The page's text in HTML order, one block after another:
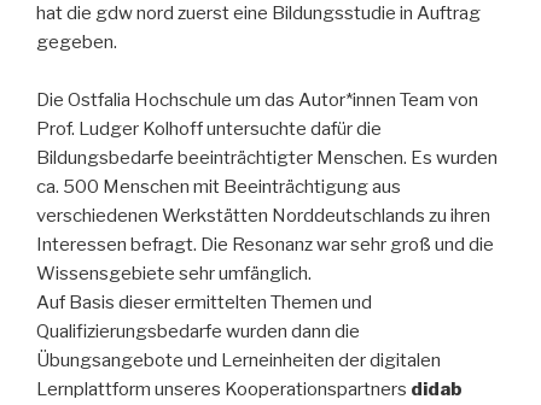
hat die gdw nord zuerst eine Bildungsstudie in Auftrag
gegeben.
Die Ostfalia Hochschule um das Autor*innen Team von
Prof. Ludger Kolhoff untersuchte dafür die
Bildungsbedarfe beeinträchtigter Menschen. Es wurden
ca. 500 Menschen mit Beeinträchtigung aus
verschiedenen Werkstätten Norddeutschlands zu ihren
Interessen befragt. Die Resonanz war sehr groß und die
Wissensgebiete sehr umfänglich.
Auf Basis dieser ermittelten Themen und
Qualifizierungsbedarfe wurden dann die
Übungsangebote und Lerneinheiten der digitalen
Lernplattform unseres Kooperationspartners didab